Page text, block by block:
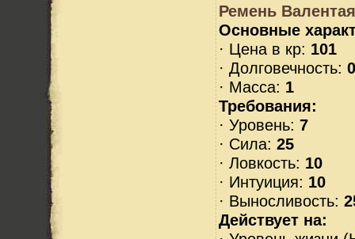
Ремень
Основные
· Цена в кр: 101
· Долговечность:
· Масса: 1
Требования:
· Уровень: 7
· Сила: 25
· Ловкость: 10
· Интуиция: 10
· Выносливость:
Действует на: